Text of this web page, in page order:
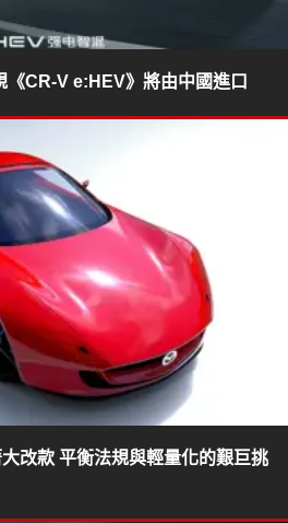
《CR-V e:HEV》將由中國進口
改款 平衡法規與輕量化的艱巨挑